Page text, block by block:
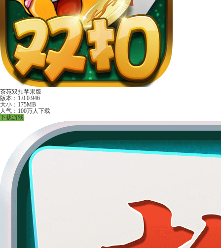
茶苑双扣苹果版
版本：1.0.0.946
大小：175MB
人气：100万人下载
下载游戏